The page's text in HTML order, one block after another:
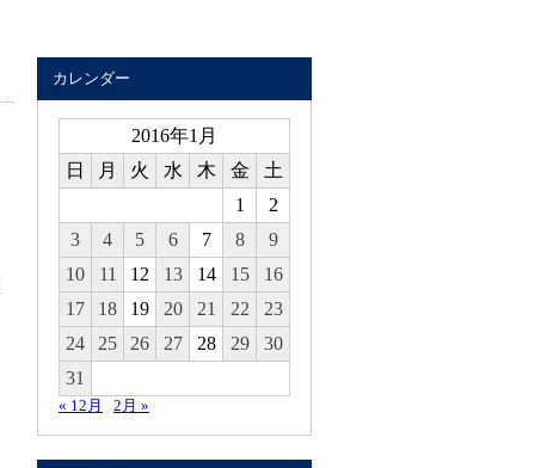
カレンダー
2016年1月
日
月 火 水 木 金
土
1
2
3
4 5 6 7 8
9
10
11 12 13 14 15
16
17
18 19 20 21 22
23
24
25 26 27 28 29
30
31
« 12月 2月 »